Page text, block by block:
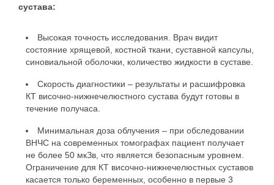
сустава:
Высокая точность исследования. Врач видит
состояние хрящевой, костной ткани, суставной капсулы,
синовиальной оболочки, количество жидкости в суставе.
Скорость диагностики – результаты и расшифровка
КТ височно-нижнечелюстного сустава будут готовы в
течение получаса.
Минимальная доза облучения – при обследовании
ВНЧС на современных томографах пациент получает
не более 50 мкЗв, что является безопасным уровнем.
Ограничение для КТ височно-нижнечелюстных суставов
касается только беременных, особенно в первые 3